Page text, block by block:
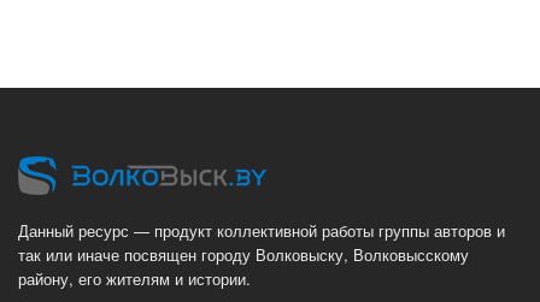
Данный ресурс — продукт коллективной работы группы авторов и
так или иначе посвящен городу Волковыску, Волковысскому
району, его жителям и истории.